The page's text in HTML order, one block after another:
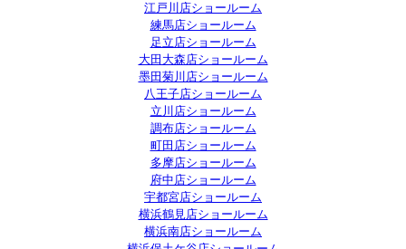
江戸川店ショールーム
練馬店ショールーム
足立店ショールーム
大田大森店ショールーム
墨田菊川店ショールーム
八王子店ショールーム
立川店ショールーム
調布店ショールーム
町田店ショールーム
多摩店ショールーム
府中店ショールーム
宇都宮店ショールーム
横浜鶴見店ショールーム
横浜南店ショールーム